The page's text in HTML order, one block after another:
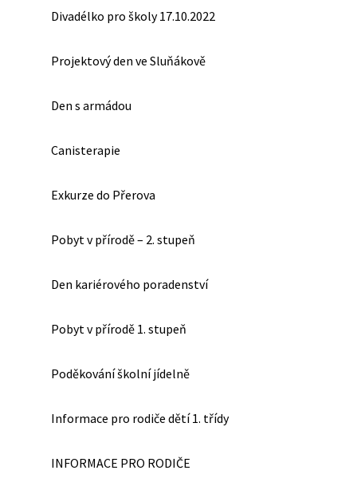
Divadélko pro školy 17.10.2022
Projektový den ve Sluňákově
Den s armádou
Canisterapie
Exkurze do Přerova
Pobyt v přírodě – 2. stupeň
Den kariérového poradenství
Pobyt v přírodě 1. stupeň
Poděkování školní jídelně
Informace pro rodiče dětí 1. třídy
INFORMACE PRO RODIČE